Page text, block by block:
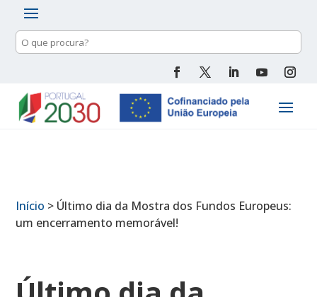
Pesquisa
de
Início > Último dia da Mostra dos Fundos Europeus:
um encerramento memorável!